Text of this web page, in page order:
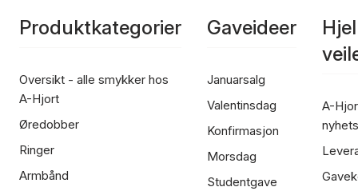
Produktkategorier
Oversikt - alle smykker hos
A-Hjort
Øredobber
Ringer
Armbånd
Gaveideer
Januarsalg
Valentinsdag
Konfirmasjon
Morsdag
Studentgave
A-